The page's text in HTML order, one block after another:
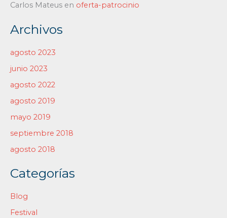
Carlos Mateus en oferta-patrocinio
Archivos
agosto 2023
junio 2023
agosto 2022
agosto 2019
mayo 2019
septiembre 2018
agosto 2018
Categorías
Blog
Festival